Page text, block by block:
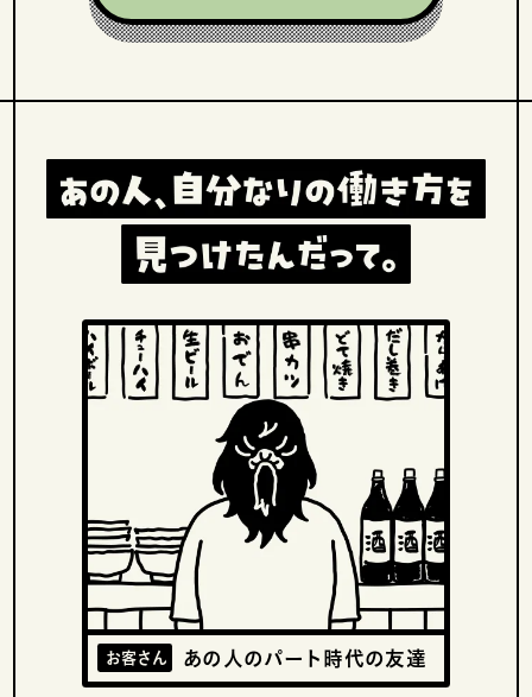
お客さん あの人のパート時代の友達